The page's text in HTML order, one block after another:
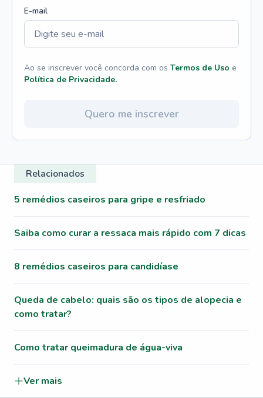
E-mail
Ao se inscrever você concorda com os Termos de Uso e
Política de Privacidade.
Quero me inscrever
Relacionados
5 remédios caseiros para gripe e resfriado
Saiba como curar a ressaca mais rápido com 7 dicas
8 remédios caseiros para candidíase
Queda de cabelo: quais são os tipos de alopecia e
como tratar?
Como tratar queimadura de água-viva
Ver mais